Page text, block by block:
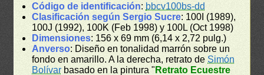
Código de identificación: bbcv100bs-dd
Clasificación según Sergio Sucre: 100I (1989),
100J (1992), 100K (Feb 1998) y 100L (Oct 1998)
Dimensiones: 156 x 69 mm (6,14 x 2,72 pulg.)
Anverso: Diseño en tonalidad marrón sobre un
fondo en amarillo. A la derecha, retrato de Simón
Bolívarbasado en la pintura " Retrato Ecuestre